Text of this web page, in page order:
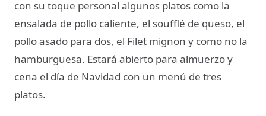
con su toque personal algunos platos como la
ensalada de pollo caliente, el soufflé de queso, el
pollo asado para dos, el Filet mignon y como no la
hamburguesa. Estará abierto para almuerzo y
cena el día de Navidad con un menú de tres
platos.